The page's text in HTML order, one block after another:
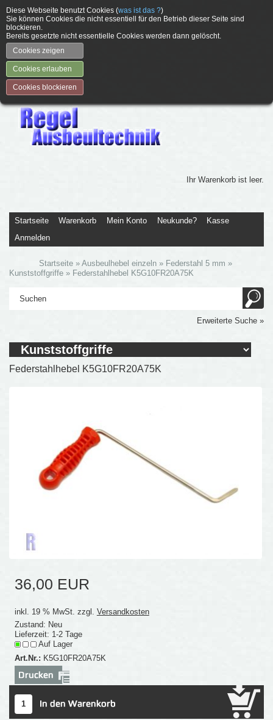
Diese Webseite benutzt Cookies (was ist das ?)
Sie können Cookies die nicht essentiell für den Betrieb dieser Seite sind
blockieren.
Bereits gesetzte nicht essentielle Cookies werden dann gelöscht.
Cookies zeigen
Cookies erlauben
Cookies blockieren
Ihr Warenkorb ist leer.
Startseite Warenkorb Mein Konto Neukunde?
Kasse
Anmelden
Startseite »Ausbeulhebel einzeln » Federstahl 5 mm »
Kunststoffgriffe » Federstahlhebel K5G10FR20A75K
Erweiterte Suche »
Federstahlhebel K5G10FR20A75K
36,00 EUR
inkl. 19 % MwSt. zzgl. Versandkosten
Zustand: Neu
Lieferzeit: 1-2 Tage
Auf Lager
Art.Nr.: K5G10FR20A75K